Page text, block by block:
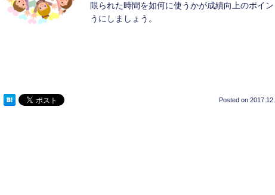
限られた時間を如何に使うかが成績向上のポイ
うにしましょう。
Posted on